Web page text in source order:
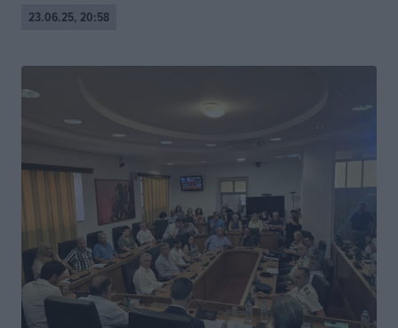
23.06.25, 20:58